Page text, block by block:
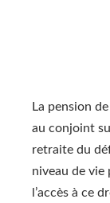
La pension
au conjoint
retraite du
niveau de vie
l’accès à ce